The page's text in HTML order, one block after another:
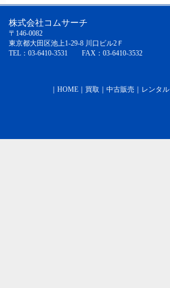
株式会社コムサーチ
〒146-0082
東京都大田区池上1-29-8 川口ビル2Ｆ
TEL：03-6410-3531 FAX：03-6410-3532
HOME 買取 中古販売 レンタル